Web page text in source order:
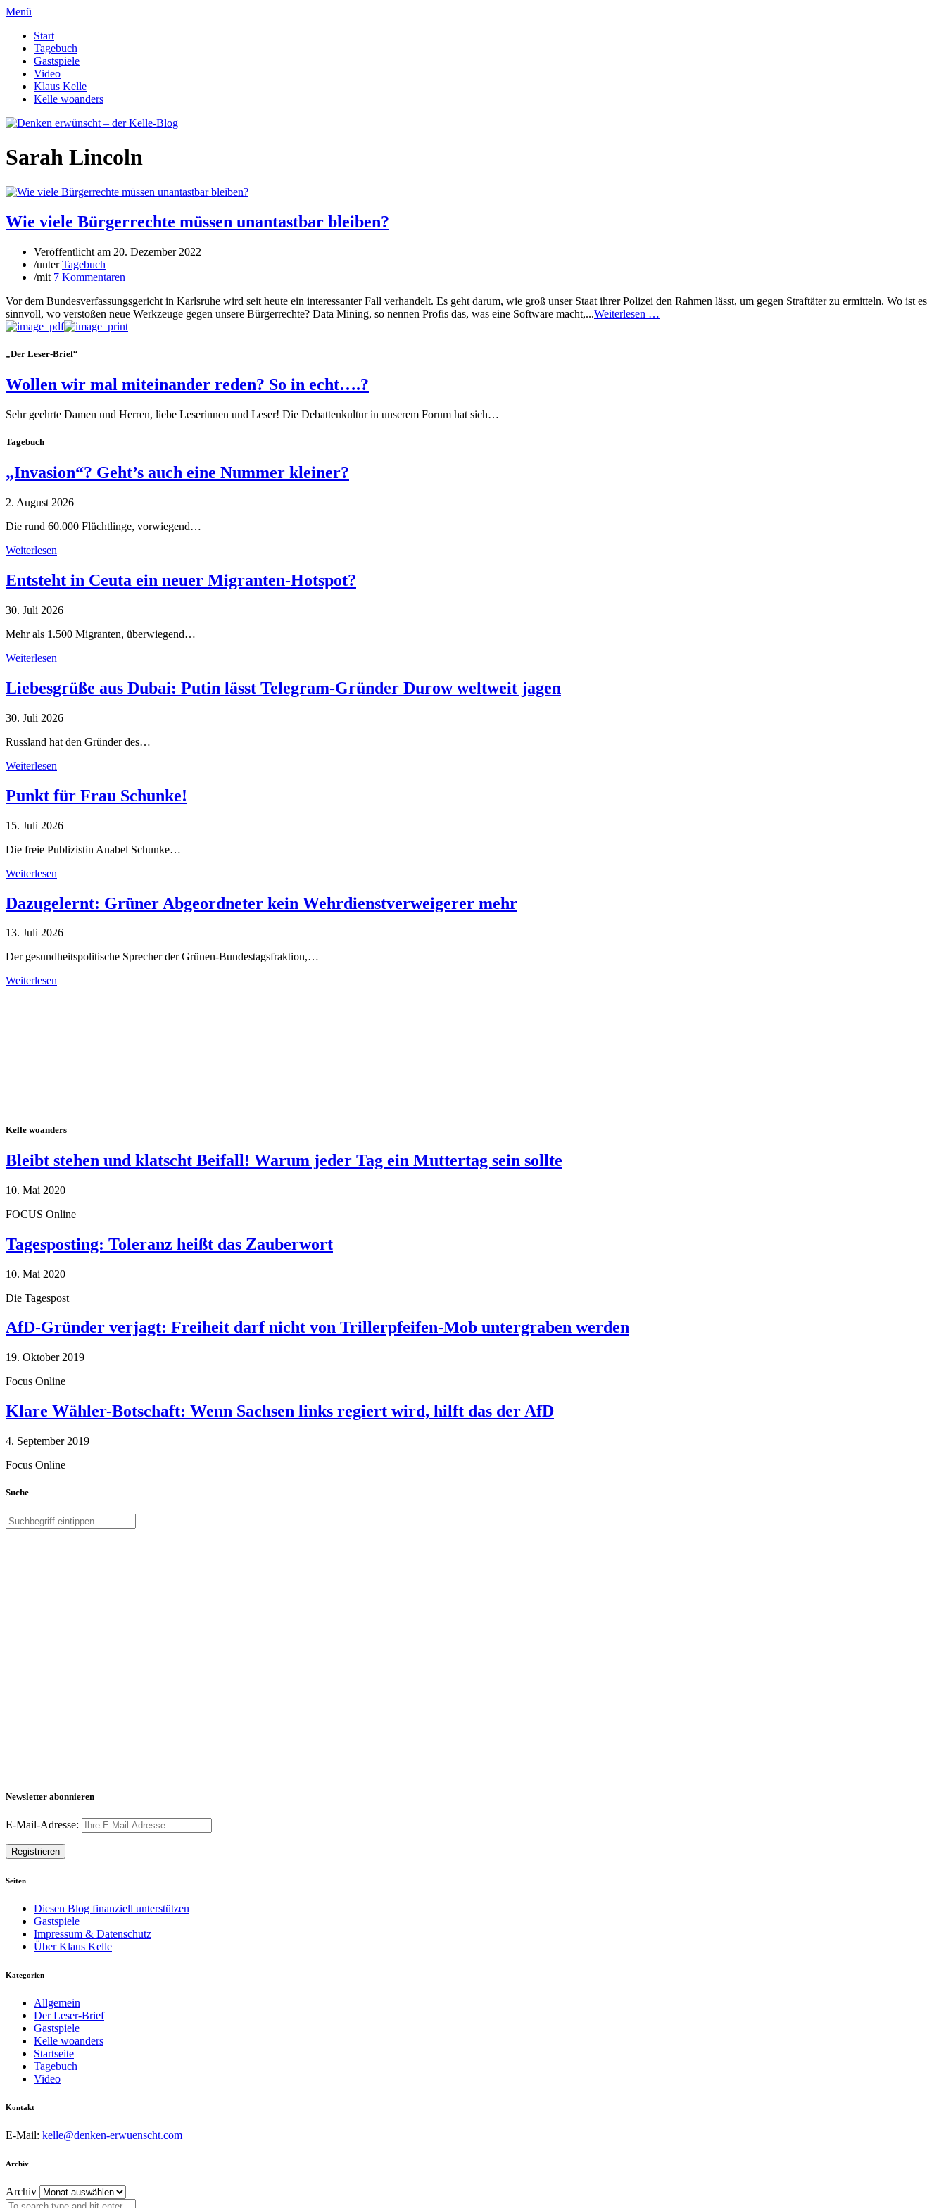
Menü
Start
Tagebuch
Gastspiele
Video
Klaus Kelle
Kelle woanders
Sarah Lincoln
Wie viele Bürgerrechte müssen unantastbar bleiben?
Veröffentlicht am 20. Dezember 2022
/unterTagebuch
/mit 7 Kommentaren
Vor dem Bundesverfassungsgericht in Karlsruhe wird seit heute ein interessanter Fall verhandelt. Es geht darum, wie groß unser Staat ihrer Polizei den Rahmen lässt, um gegen Straftäter zu ermitteln. Wo ist es
sinnvoll, wo verstoßen neue Werkzeuge gegen unsere Bürgerrechte? Data Mining, so nennen Profis das, was eine Software macht,...Weiterlesen …
„Der Leser-Brief“
Wollen wir mal miteinander reden? So in echt….?
Sehr geehrte Damen und Herren, liebe Leserinnen und Leser! Die Debattenkultur in unserem Forum hat sich…
Tagebuch
„Invasion“? Geht’s auch eine Nummer kleiner?
2. August 2026
Die rund 60.000 Flüchtlinge, vorwiegend…
Weiterlesen
Entsteht in Ceuta ein neuer Migranten-Hotspot?
30. Juli 2026
Mehr als 1.500 Migranten, überwiegend…
Weiterlesen
Liebesgrüße aus Dubai: Putin lässt Telegram-Gründer Durow weltweit jagen
30. Juli 2026
Russland hat den Gründer des…
Weiterlesen
Punkt für Frau Schunke!
15. Juli 2026
Die freie Publizistin Anabel Schunke…
Weiterlesen
Dazugelernt: Grüner Abgeordneter kein Wehrdienstverweigerer mehr
13. Juli 2026
Der gesundheitspolitische Sprecher der Grünen-Bundestagsfraktion,…
Weiterlesen
Kelle woanders
Bleibt stehen und klatscht Beifall! Warum jeder Tag ein Muttertag sein sollte
10. Mai 2020
FOCUS Online
Tagesposting: Toleranz heißt das Zauberwort
10. Mai 2020
Die Tagespost
AfD-Gründer verjagt: Freiheit darf nicht von Trillerpfeifen-Mob untergraben werden
19. Oktober 2019
Focus Online
Klare Wähler-Botschaft: Wenn Sachsen links regiert wird, hilft das der AfD
4. September 2019
Focus Online
Suche
Newsletter abonnieren
E-Mail-Adresse:
Seiten
Diesen Blog finanziell unterstützen
Gastspiele
Impressum & Datenschutz
Über Klaus Kelle
Kategorien
Allgemein
Der Leser-Brief
Gastspiele
Kelle woanders
Startseite
Tagebuch
Video
Kontakt
E-Mail: kelle@denken-erwuenscht.com
Archiv
Archiv